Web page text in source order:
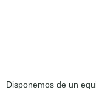
Disponemos de un